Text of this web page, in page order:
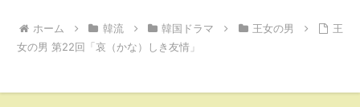
ホーム 韓流 韓国ドラマ 王女の男
王
女の男 第22回「哀（かな）しき友情」